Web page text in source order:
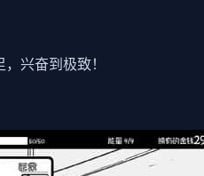
兴奋到极致！